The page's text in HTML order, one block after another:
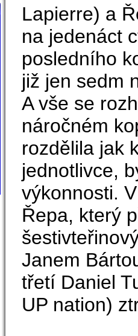
Lapierre) a
na jedenáct
posledního
již jen sedm
A vše se
náročném
rozdělila jak
jednotlivce,
výkonnosti.
Řepa, který
Janem
třetí Daniel
UP nation)